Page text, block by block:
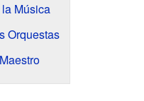
Música
Orquestas